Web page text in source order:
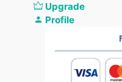
Upgrade
Profile